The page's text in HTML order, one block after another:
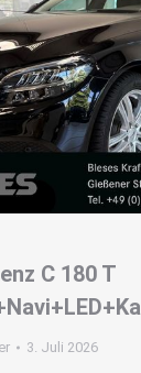
C 180 T
3. Juli 2026